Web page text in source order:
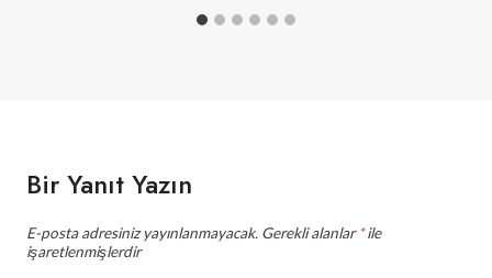
Bir Yanıt Yazın
E-posta adresiniz yayınlanmayacak. Gerekli alanlar*ile
işaretlenmişlerdir